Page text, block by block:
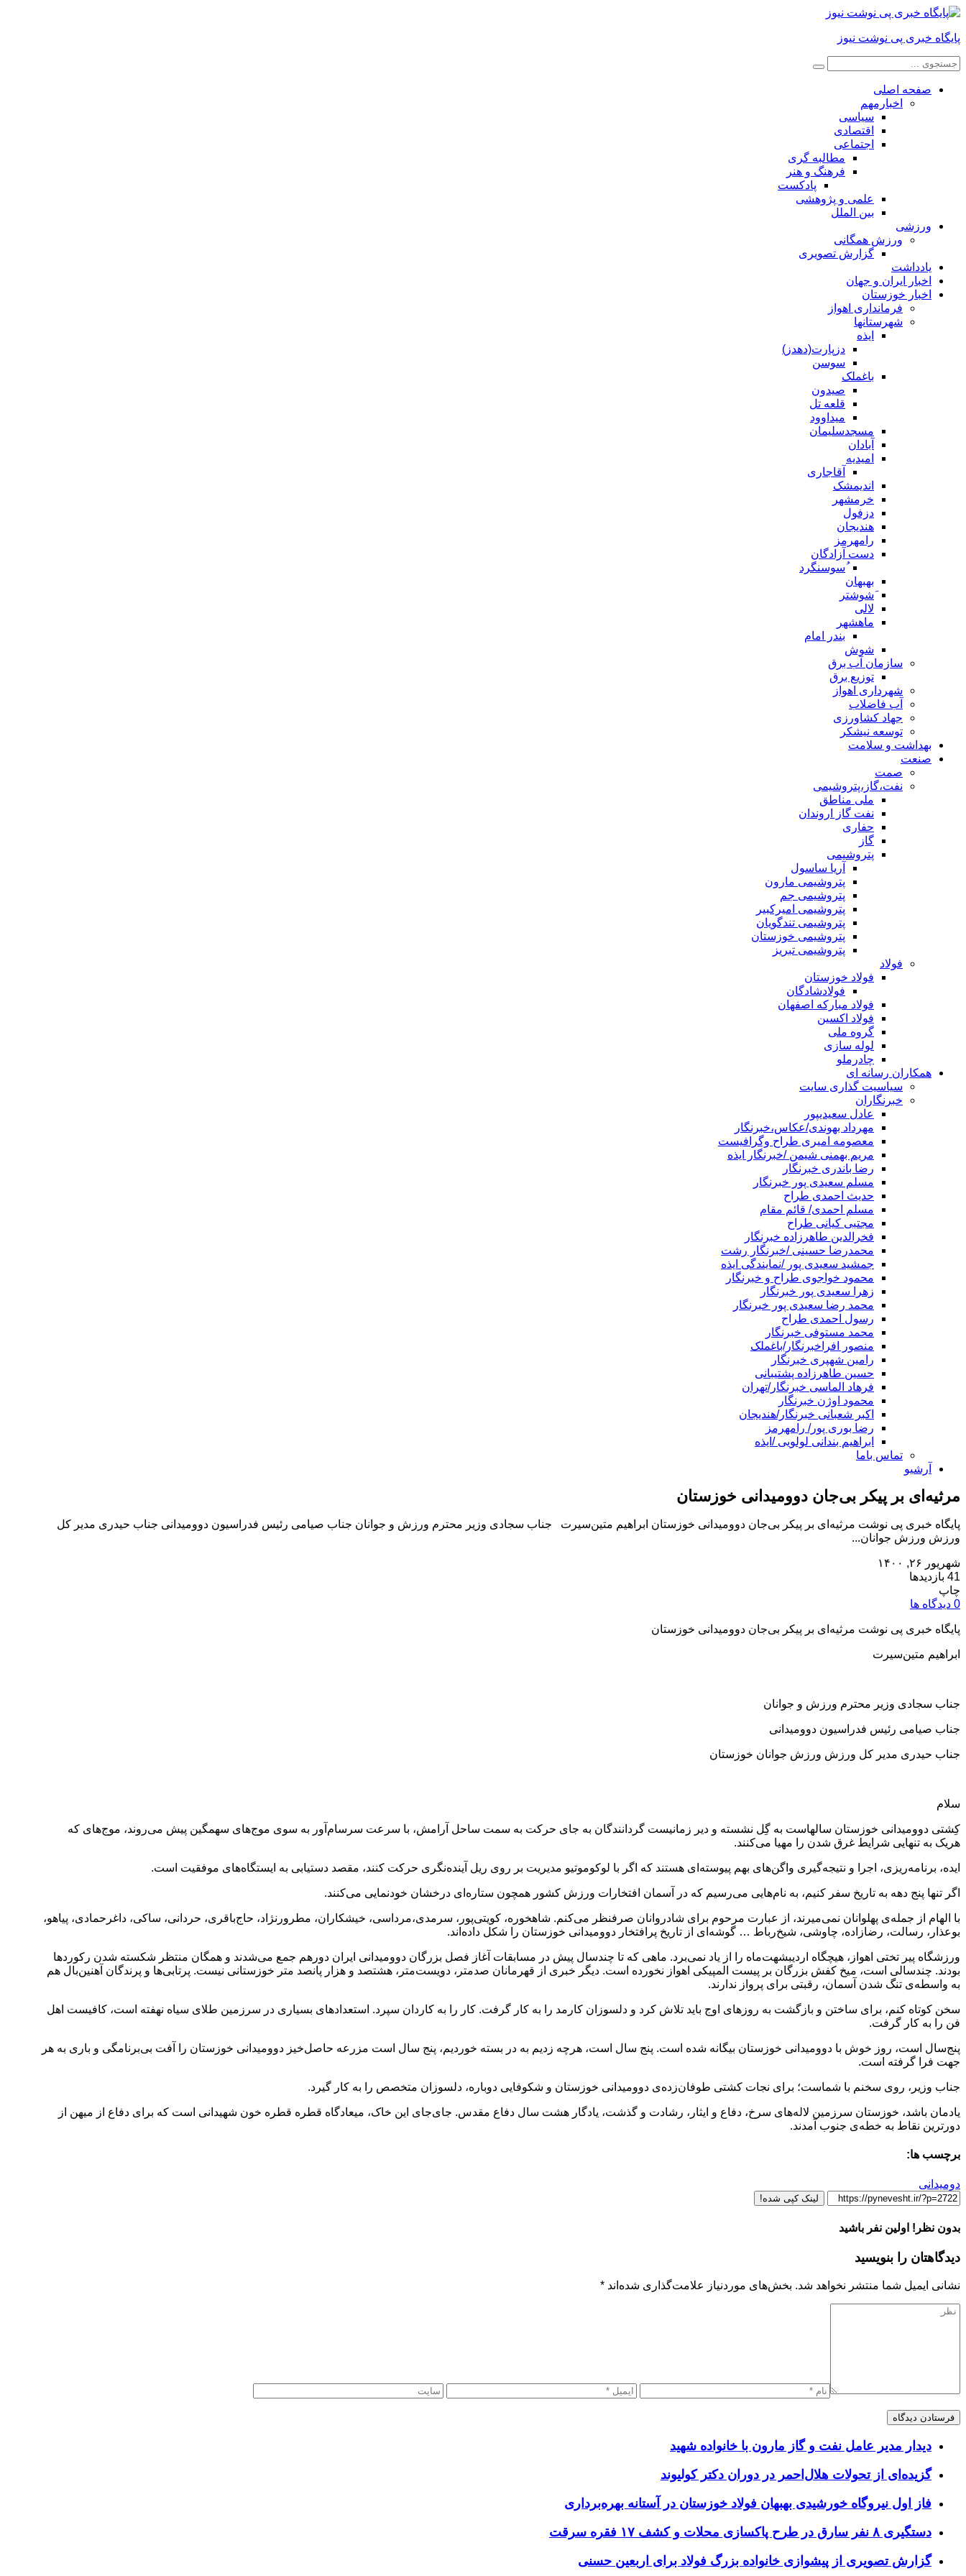
پایگاه خبری پی نوشت نیوز
صفحه اصلی
اخبارمهم
سیاسی
اقتصادی
اجتماعی
مطالبه گری
فرهنگ و هنر
پادکست
علمی و پژوهشی
بین الملل
ورزشی
ورزش همگانی
گزارش تصویری
یادداشت
اخبار ایران و جهان
اخبار خوزستان
فرمانداری اهواز
شهرستانها
ایذه
دزپارت(دهدز)
سوسن
باغملک
صیدون
قلعه تل
میداوود
مسجدسلیمان
آبادان
امیدیه
آقاجاری
اندیمشک
خرمشهر
دزفول
هندیجان
رامهرمز
دست آزادگان
ُسوسنگرد
بهبهان
َشوشتر
لالی
ماهشهر
بندر امام
شوش
سازمان آب برق
توزیع برق
شهرداری اهواز
آب فاضلاب
جهاد کشاورزی
توسعه نیشکر
بهداشت و سلامت
صنعت
صمت
نفت،گاز،پتروشیمی
ملی مناطق
نفت گاز اروندان
حفاری
گاز
پتروشیمی
آریا ساسول
پتروشیمی مارون
پتروشیمی جم
پتروشیمی امیرکبیر
پتروشیمی تندگویان
پتروشیمی خوزستان
پتروشیمی تبریز
فولاد
فولاد خوزستان
فولادشادگان
فولاد مبارکه اصفهان
فولاد اکسین
گروه ملی
لوله سازی
چادرملو
همکاران رسانه ای
سیاسیت گذاری سایت
خبرنگاران
عادل سعیدیپور
مهرداد بهوندی/عکاس،خبرنگار
معصومه امیری طراح وگرافیست
مریم بهمنی شیمن /خبرنگار ایذه
رضا باندری خبرنگار
مسلم سعیدی پور خبرنگار
حدیث احمدی طراح
مسلم احمدی/ قائم مقام
مجتبی کیانی طراح
فخرالدین طاهرزاده خبرنگار
محمدرضا حسینی /خبرنگار رشت
جمشید سعیدی پور /نمایندگی ایذه
محمود خواجوی طراح و خبرنگار
زهرا سعیدی پور خبرنگار
محمد رضا سعیدی پور خبرنگار
رسول احمدی طراح
محمد مستوفی خبرنگار
منصور افراخبرنگار/باغملک
رامین شهپری خبرنگار
حسین طاهرزاده پشتیبانی
فرهاد الماسی خبرنگار/تهران
محمود اوژن خبرنگار
اکبر شعبانی خبرنگار/هندیجان
رضا بوری پور/ رامهرمز
ابراهیم بندانی لولویی /ایذه
تماس باما
آرشیو
مرثیه‌ای بر پیکر بی‌جان دوومیدانی خوزستان
پایگاه خبری پی نوشت مرثیه‌ای بر پیکر بی‌جان دوومیدانی خوزستان ابراهیم متین‌سیرت جناب سجادی وزیر محترم ورزش و جوانان جناب صیامی رئیس فدراسیون دوومیدانی جناب حیدری مدیر کل
ورزش ورزش جوانان...
شهریور ۲۶, ۱۴۰۰
41 بازدیدها
چاپ
0 دیدگاه ها
پایگاه خبری پی نوشت مرثیه‌ای بر پیکر بی‌جان دوومیدانی خوزستان
ابراهیم متین‌سیرت
جناب سجادی وزیر محترم ورزش و جوانان
جناب صیامی رئیس فدراسیون دوومیدانی
جناب حیدری مدیر کل ورزش ورزش جوانان خوزستان
سلام
کِشتی دوومیدانی خوزستان سالهاست به گِل نشسته و دیر‌ زمانیست گردانندگان به جای حرکت به سمت ساحل آرامش‌، با سرعت سرسام‌آور به سوی موج‌های سهمگین پیش می‌روند، موج‌های که
هریک به تنهایی شرایط غرق شدن را مهیا می‌کنند.
ایده، برنامه‌ریزی، اجرا و نتیجه‌گیری واگن‌های بهم پیوسته‌ای هستند که اگر با لوکوموتیو مدیریت بر روی ریل آینده‌نگری حرکت کنند، مقصد دستیابی به ایستگاه‌های موفقیت است.
اگر تنها پنج دهه به تاریخ سفر کنیم، به نام‌هایی می‌رسیم که در آسمان افتخارات ورزش کشور همچون ستاره‌ای درخشان خودنمایی می‌کنند‌.
با الهام از جمله‌ی پهلوانان نمی‌میرند، از عبارت مرحوم برای شادروانان صرفنظر می‌کنم. شاهخوره، کویتی‌پور، سرمدی،مرداسی، خیشکاران، مطرورنژاد، حاج‌باقری، حردانی، ساکی، داغر‌حمادی، پیاهو،
بوعذار، رسالت، رضازاده، چاوشی، شیخ‌رباط … گوشه‌ای از تاریخ پرافتخار دوومیدانی خوزستان را شکل داده‌اند.
ورزشگاه پیر تختی اهواز، هیچگاه اردیبشهت‌ماه را از یاد نمی‌برد. ماهی که تا چندسال پیش در مسابقات آغاز فصل بزرگان دوومیدانی ایران دورهم جمع می‌شدند و همگان منتظر شکسته شدن رکوردها
بودند. چندسالی است، میخ کفش بزرگان بر پیست المپیکی اهواز نخورده است. دیگر خبری از قهرمانان صدمتر، دویست‌متر، هشتصد و هزار پانصد متر خوزستانی نیست. پرتابی‌ها و پرندگان آهنین‌بال هم
به واسطه‌ی تنگ شدن آسمان، رقبتی برای پرواز ندارند.
سخن کوتاه کنم، برای ساختن و بازگشت به روزهای اوج باید تلاش کرد و دلسوزان کارمد را به کار گرفت. کار را به کاردان سپرد. استعدادهای بسیاری در سرزمین طلای سیاه نهفته است،‌ کافیست اهل
فن را به کار گرفت.
پنج‌سال است، روز خوش با دوومیدانی خوزستان بیگانه شده است. پنج سال است، هرچه زدیم به در بسته خوردیم، پنج سال است مزرعه حاصل‌خیز دوومیدانی خوزستان را آفت بی‌برنامگی و باری به هر
جهت فرا گرفته است.
جناب وزیر، روی سخنم با شماست؛ برای نجات کشتی طوفان‌زده‌ی دوومیدانی خوزستان و شکوفایی دوباره، دلسوزان متخصص را به کار گیرد.
یادمان باشد، خوزستان سرزمین لاله‌های سرخ، دفاع و ایثار، رشادت و گذشت، یادگار هشت سال دفاع مقدس. جای‌جای این خاک، میعادگاه قطره قطره خون شهیدانی است که برای دفاع از میهن از
دورترین نقاط به خطه‌ی جنوب آمدند.
برچسب ها:
دومیدانی
لینک کپی شده!
بدون نظر! اولین نفر باشید
دیدگاهتان را بنویسید
نشانی ایمیل شما منتشر نخواهد شد. بخش‌های موردنیاز علامت‌گذاری شده‌اند *
دیدار مدیر عامل نفت و گاز مارون با خانواده شهید
گزیده‌ای از تحولات هلال‌احمر در دوران دکتر کولیوند
فاز اول نیروگاه خورشیدی بهبهان فولاد خوزستان در آستانه بهره‌برداری
دستگیری ۸ نفر سارق در طرح پاکسازی محلات و کشف ۱۷ فقره سرقت
گزارش تصویری از پیشوازی خانواده بزرگ فولاد برای اربعین حسنی